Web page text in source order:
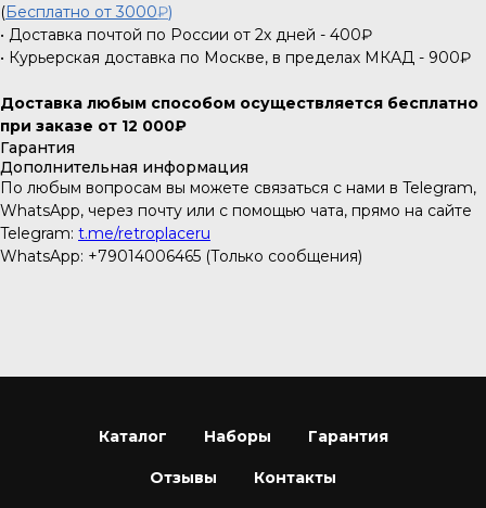
(Бесплатно от 3000₽)
• Доставка почтой по России от 2х дней - 400₽
• Курьерская доставка по Москве, в пределах МКАД - 900₽
Доставка любым способом осуществляется бесплатно
при заказе от 12 000₽
Гарантия
Дополнительная информация
По любым вопросам вы можете связаться с нами в Telegram,
WhatsApp, через почту или с помощью чата, прямо на сайте
Telegram: t.me/retroplaceru
WhatsApp: +79014006465 (Только сообщения)
Каталог Наборы Гарантия
Отзывы Контакты